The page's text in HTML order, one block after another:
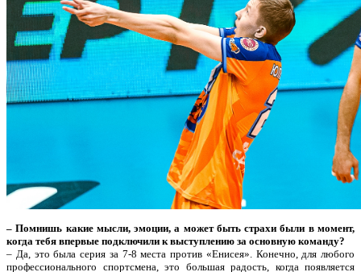
– Помнишь какие мысли, эмоции, а может быть страхи были в момент,
когда тебя впервые подключили к выступлению за основную команду?
– Да, это была серия за 7-8 места против «Енисея». Конечно, для любого
профессионального спортсмена, это большая радость, когда появляется